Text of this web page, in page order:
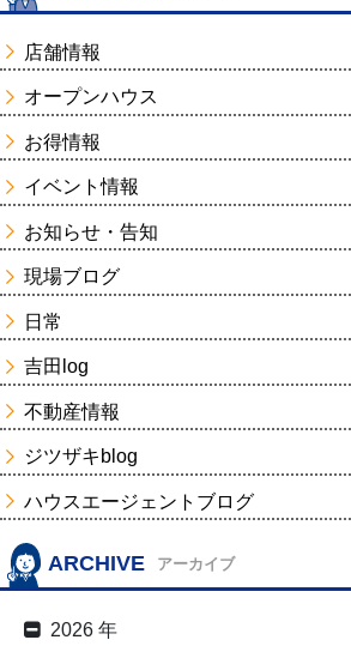
店舗情報
オープンハウス
お得情報
イベント情報
お知らせ・告知
現場ブログ
日常
吉田log
不動産情報
ジツザキblog
ハウスエージェントブログ
ARCHIVE アーカイブ
2026 年